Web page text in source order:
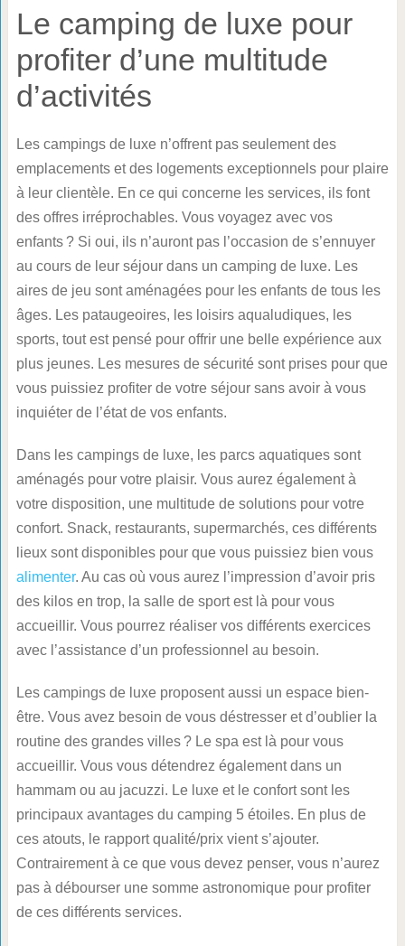
Le camping de luxe pour
profiter d’une multitude
d’activités
Les campings de luxe n’offrent pas seulement des
emplacements et des logements exceptionnels pour plaire
à leur clientèle. En ce qui concerne les services, ils font
des offres irréprochables. Vous voyagez avec vos
enfants ? Si oui, ils n’auront pas l’occasion de s’ennuyer
au cours de leur séjour dans un camping de luxe. Les
aires de jeu sont aménagées pour les enfants de tous les
âges. Les pataugeoires, les loisirs aqualudiques, les
sports, tout est pensé pour offrir une belle expérience aux
plus jeunes. Les mesures de sécurité sont prises pour que
vous puissiez profiter de votre séjour sans avoir à vous
inquiéter de l’état de vos enfants.
Dans les campings de luxe, les parcs aquatiques sont
aménagés pour votre plaisir. Vous aurez également à
votre disposition, une multitude de solutions pour votre
confort. Snack, restaurants, supermarchés, ces différents
lieux sont disponibles pour que vous puissiez bien vous
alimenter. Au cas où vous aurez l’impression d’avoir pris
des kilos en trop, la salle de sport est là pour vous
accueillir. Vous pourrez réaliser vos différents exercices
avec l’assistance d’un professionnel au besoin.
Les campings de luxe proposent aussi un espace bien-
être. Vous avez besoin de vous déstresser et d’oublier la
routine des grandes villes ? Le spa est là pour vous
accueillir. Vous vous détendrez également dans un
hammam ou au jacuzzi. Le luxe et le confort sont les
principaux avantages du camping 5 étoiles. En plus de
ces atouts, le rapport qualité/prix vient s’ajouter.
Contrairement à ce que vous devez penser, vous n’aurez
pas à débourser une somme astronomique pour profiter
de ces différents services.